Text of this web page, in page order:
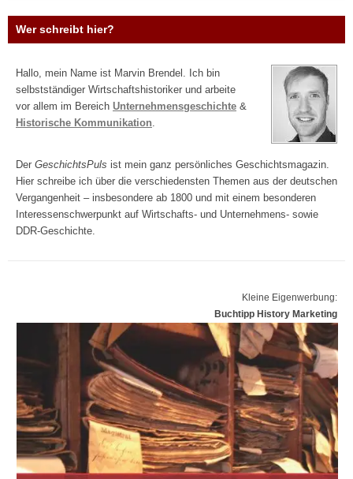
Wer schreibt hier?
Hallo, mein Name ist Marvin Brendel. Ich bin
selbstständiger Wirtschaftshistoriker und arbeite
vor allem im Bereich Unternehmensgeschichte &
Historische Kommunikation
Der GeschichtsPuls ist mein ganz persönliches Geschichtsmagazin.
Hier schreibe ich über die verschiedensten Themen aus der deutschen
Vergangenheit – insbesondere ab 1800 und mit einem besonderen
Interessenschwerpunkt auf Wirtschafts- und Unternehmens- sowie
DDR-Geschichte.
Kleine Eigenwerbung:
Buchtipp History Marketing